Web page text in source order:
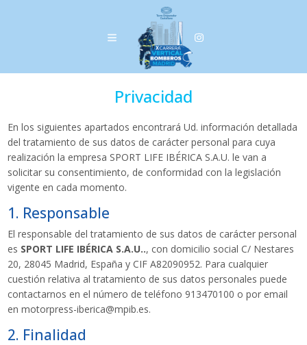
Privacidad
En los siguientes apartados encontrará Ud. información detallada
del tratamiento de sus datos de carácter personal para cuya
realización la empresa SPORT LIFE IBÉRICA S.A.U. le van a
solicitar su consentimiento, de conformidad con la legislación
vigente en cada momento.
1. Responsable
El responsable del tratamiento de sus datos de carácter personal
es SPORT LIFE IBÉRICA S.A.U.., con domicilio social C/ Nestares
20, 28045 Madrid, España y CIF A82090952. Para cualquier
cuestión relativa al tratamiento de sus datos personales puede
contactarnos en el número de teléfono 913470100 o por email
en motorpress-iberica@mpib.es.
2. Finalidad